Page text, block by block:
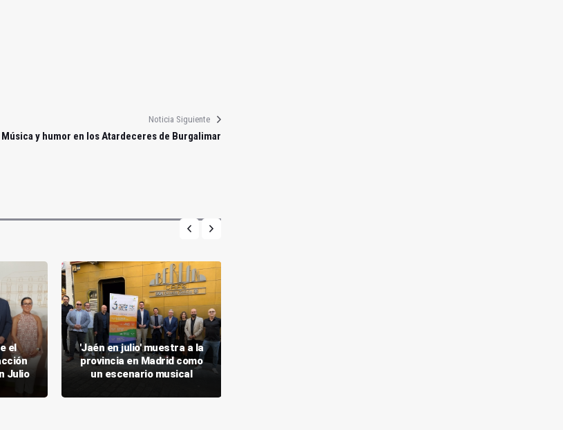
Noticia Siguiente
Música y humor en los Atardeceres de Burgalimar
el
Julio
'Jaén en julio' muestra a la
provincia en Madrid como
un escenario musical